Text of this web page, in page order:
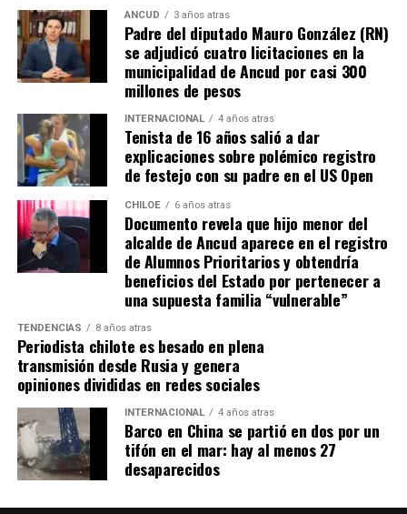
ANCUD 3 años atras
Padre del diputado Mauro González (RN)
se adjudicó cuatro licitaciones en la
municipalidad de Ancud por casi 300
millones de pesos
INTERNACIONAL 4 años atras
Tenista de 16 años salió a dar
explicaciones sobre polémico registro
de festejo con su padre en el US Open
CHILOE 6 años atras
Documento revela que hijo menor del
alcalde de Ancud aparece en el registro
de Alumnos Prioritarios y obtendría
beneficios del Estado por pertenecer a
una supuesta familia “vulnerable”
TENDENCIAS 8 años atras
Periodista chilote es besado en plena
transmisión desde Rusia y genera
opiniones divididas en redes sociales
INTERNACIONAL 4 años atras
Barco en China se partió en dos por un
tifón en el mar: hay al menos 27
desaparecidos